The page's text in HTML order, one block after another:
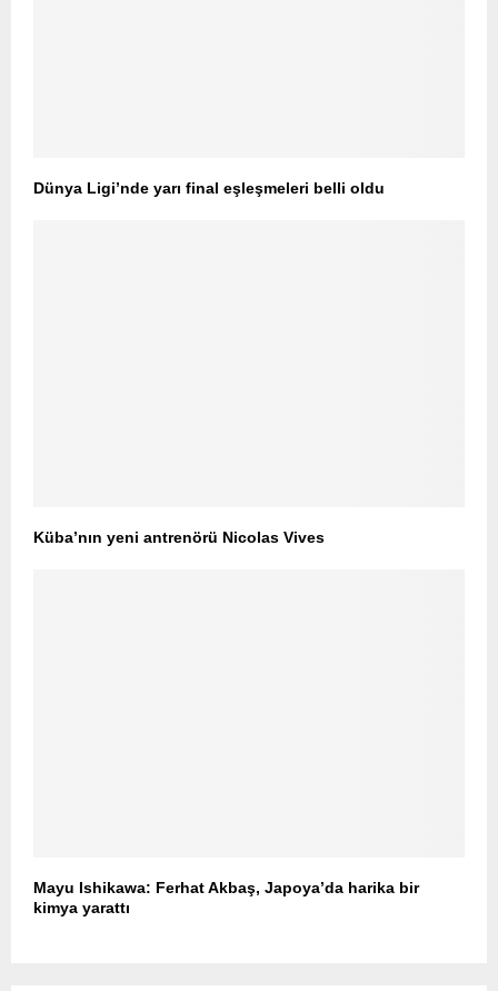
Dünya Ligi’nde yarı final eşleşmeleri belli oldu
Küba’nın yeni antrenörü Nicolas Vives
Mayu Ishikawa: Ferhat Akbaş, Japoya’da harika bir
kimya yarattı